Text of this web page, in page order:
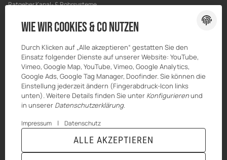
Ratgeber Kanal- & Rohrsysteme
Ratgeber Bau & Trockenbau
Wie wir Cookies & Co nutzen
Durch Klicken auf „Alle akzeptieren“ gestatten Sie den
Einsatz folgender Dienste auf unserer Website: YouTube,
Vimeo, Google Map, YouTube, Vimeo, Google Analytics,
Google Ads, Google Tag Manager, Doofinder. Sie können die
Einstellung jederzeit ändern (Fingerabdruck-Icon links
unten). Weitere Details finden Sie unter Konfigurierenund
in unserer Datenschutzerklärung.
Impressum | Datenschutz
ALLE AKZEPTIEREN